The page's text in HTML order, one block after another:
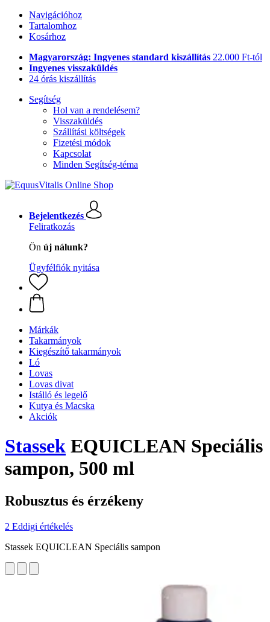
Navigációhoz
Tartalomhoz
Kosárhoz
Magyarország: Ingyenes standard kiszállítás 22.000 Ft-tól
Ingyenes visszaküldés
24 órás kiszállítás
Segítség
Hol van a rendelésem?
Visszaküldés
Szállítási költségek
Fizetési módok
Kapcsolat
Minden Segítség-téma
Bejelentkezés
Feliratkozás
Ön új nálunk?
Ügyfélfiók nyitása
Márkák
Takarmányok
Kiegészítő takarmányok
Ló
Lovas
Lovas divat
Istálló és legelő
Kutya és Macska
Akciók
Stassek EQUICLEAN Speciális
sampon, 500 ml
Robusztus és érzékeny
2 Eddigi értékelés
Stassek EQUICLEAN Speciális sampon